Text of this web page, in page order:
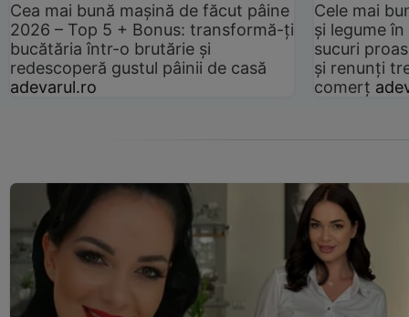
Cea mai bună mașină de făcut pâine
2026 – Top 5 + Bonus: transformă-ți
bucătăria într-o brutărie și
redescoperă gustul pâinii de casă
adevarul.ro
Cele mai
și legume
sucuri
și renunți
comerț